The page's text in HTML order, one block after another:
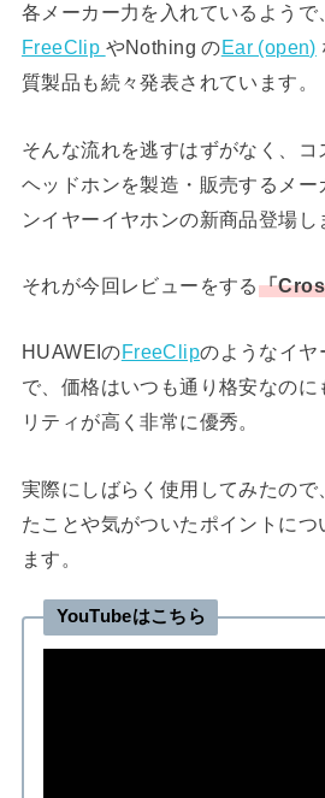
各メーカー力を入れているようで
FreeClip やNothing のEar (open)
質製品も続々発表されています。
そんな流れを逃すはずがなく、
ヘッドホンを製造・販売するメ
ンイヤーイヤホンの新商品登場し
それが今回レビューをする「
HUAWEIのFreeClipのようなイヤ
で、価格はいつも通り格安なのに
リティが高く非常に優秀。
実際にしばらく使用してみたので
たことや気がついたポイントにつ
ます。
YouTubeはこちら